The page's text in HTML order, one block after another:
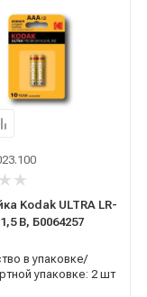
Kodak ULTRA LR-
В, Б0064257
в упаковке/
упаковке: 2 шт